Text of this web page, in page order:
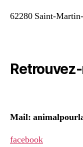
62280 Saint-
Mail:
facebook